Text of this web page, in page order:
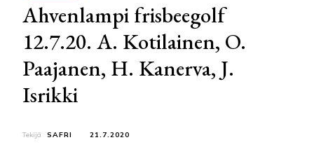
Ahvenlampi frisbeegolf
12.7.20. A. Kotilainen, O.
Paajanen, H. Kanerva, J.
Isrikki
Tekijä SAFRI 21.7.2020